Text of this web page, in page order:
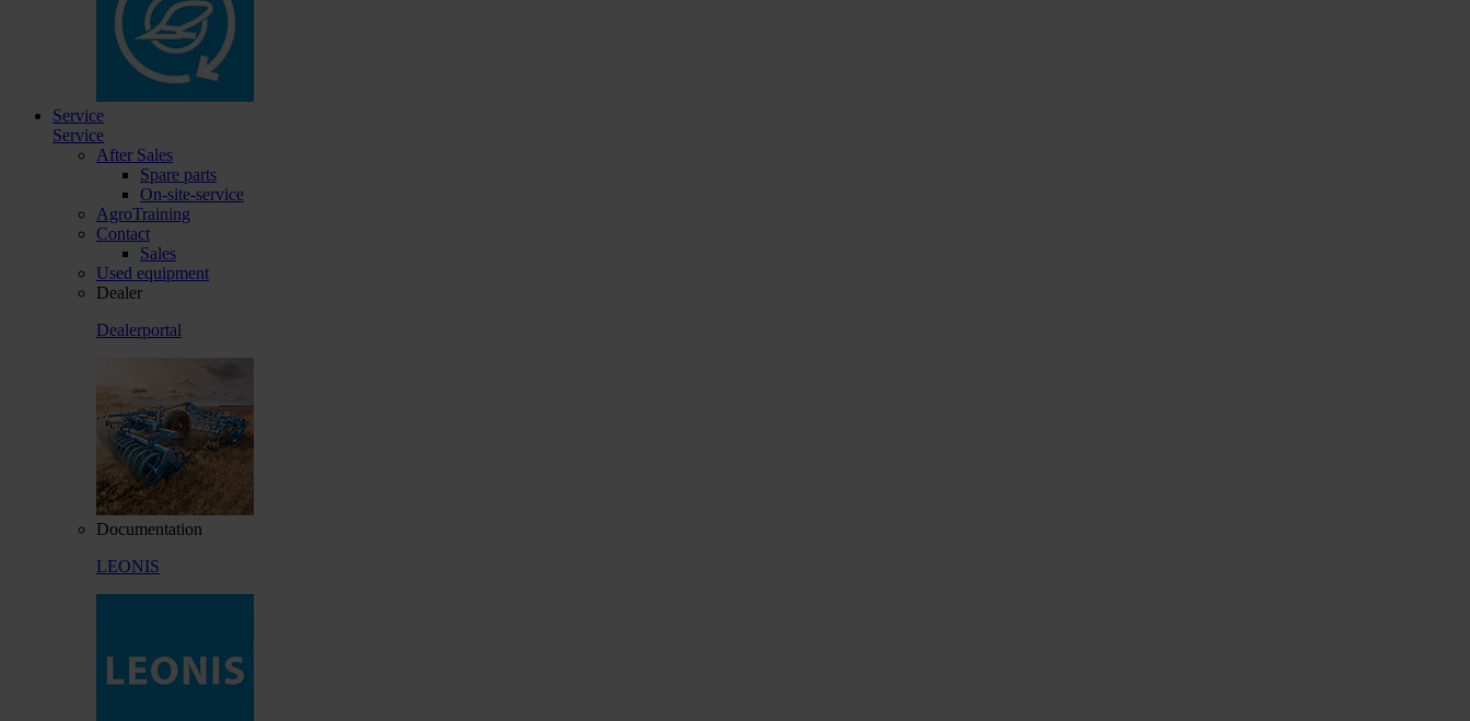
Service
Service
After Sales
Spare parts
On-site-service
AgroTraining
Contact
Sales
Used equipment
Dealer
Dealerportal
Documentation
LEONIS